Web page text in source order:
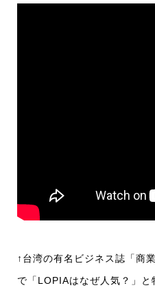
↑台湾の有名ビジネス誌「商
で「LOPIAはなぜ人気？」と